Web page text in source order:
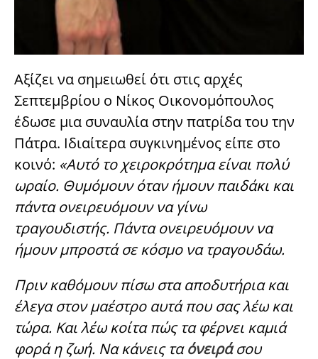
Αξίζει να σημειωθεί ότι στις αρχές
Σεπτεμβρίου ο Νίκος Οικονομόπουλος
έδωσε μια συναυλία στην πατρίδα του την
Πάτρα. Ιδιαίτερα συγκινημένος είπε στο
κοινό: «Αυτό το χειροκρότημα είναι πολύ
ωραίο. Θυμόμουν όταν ήμουν παιδάκι και
πάντα ονειρευόμουν να γίνω
τραγουδιστής. Πάντα ονειρευόμουν να
ήμουν μπροστά σε κόσμο να τραγουδάω.
Πριν καθόμουν πίσω στα αποδυτήρια και
έλεγα στον μαέστρο αυτά που σας λέω και
τώρα. Και λέω κοίτα πώς τα φέρνει καμιά
φορά η ζωή. Να κάνεις ταόνειράσου